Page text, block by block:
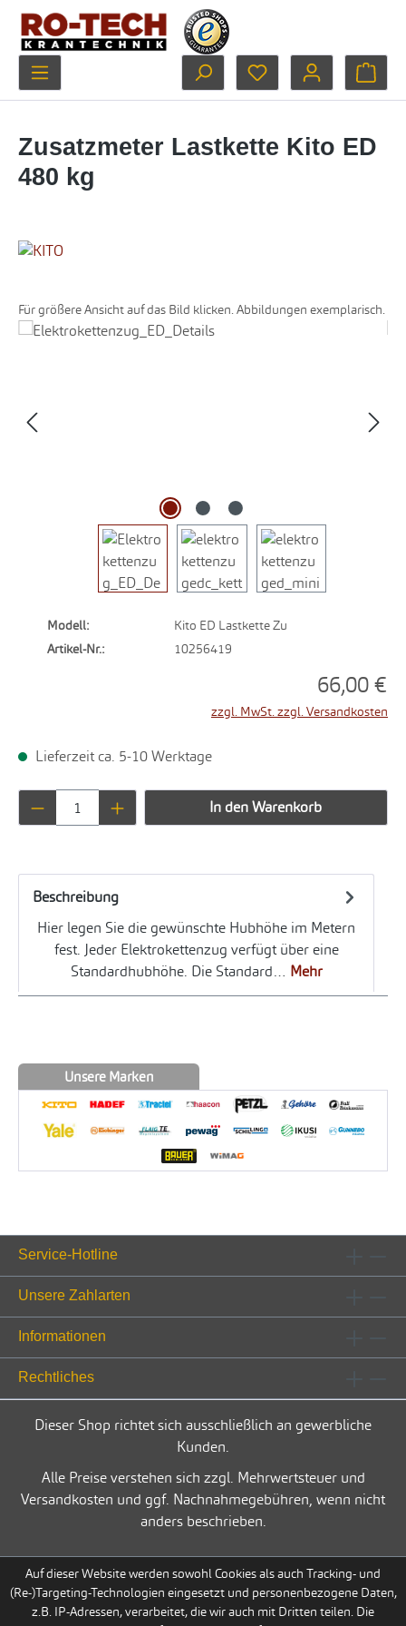
Zum Hauptinhalt springen
Du hast 0 Produkte
Zusatzmeter Lastkette Kito ED
480 kg
Für größere Ansicht auf das Bild klicken. Abbildungen exemplarisch.
Bildergalerie überspringen
Modell:
Kito ED Lastkette Zu
Artikel-Nr.:
10256419
66,00 €
zzgl. MwSt. zzgl. Versandkosten
Lieferzeit ca. 5-10 Werktage
Produkt Anzahl: Gib den gewünschten
In den Warenkorb
Beschreibung
Hier legen Sie die gewünschte Hubhöhe im Metern
fest. Jeder Elektrokettenzug verfügt über eine
Standardhubhöhe. Die Standard… Mehr
Unsere Marken
Service-Hotline
Unsere Zahlarten
Informationen
Rechtliches
Dieser Shop richtet sich ausschließlich an gewerbliche
Kunden.
Alle Preise verstehen sich zzgl. Mehrwertsteuer und
Versandkosten und ggf. Nachnahmegebühren, wenn nicht
anders beschrieben.
Auf dieser Website werden sowohl Cookies als auch Tracking- und
(Re-)Targeting-Technologien eingesetzt und personenbezogene Daten,
z.B. IP-Adressen, verarbeitet, die wir auch mit Dritten teilen. Die